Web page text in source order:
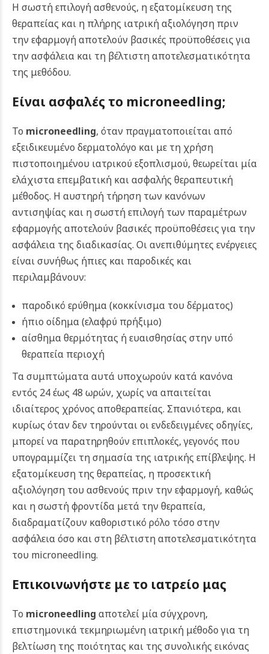
Η σωστή επιλογή ασθενούς, η εξατομίκευση της
θεραπείας και η πλήρης ιατρική αξιολόγηση πριν
την εφαρμογή αποτελούν βασικές προϋποθέσεις για
την ασφάλεια και τη βέλτιστη αποτελεσματικότητα
της μεθόδου.
Είναι ασφαλές το microneedling;
Το microneedling, όταν πραγματοποιείται από
εξειδικευμένο δερματολόγο και με τη χρήση
πιστοποιημένου ιατρικού εξοπλισμού, θεωρείται μία
ελάχιστα επεμβατική και ασφαλής θεραπευτική
μέθοδος. Η αυστηρή τήρηση των κανόνων
αντισηψίας και η σωστή επιλογή των παραμέτρων
εφαρμογής αποτελούν βασικές προϋποθέσεις για την
ασφάλεια της διαδικασίας. Οι ανεπιθύμητες ενέργειες
είναι συνήθως ήπιες και παροδικές και
περιλαμβάνουν:
παροδικό ερύθημα (κοκκίνισμα του δέρματος)
ήπιο οίδημα (ελαφρύ πρήξιμο)
αίσθημα θερμότητας ή ευαισθησίας στην υπό
θεραπεία περιοχή
Τα συμπτώματα αυτά υποχωρούν κατά κανόνα
εντός 24 έως 48 ωρών, χωρίς να απαιτείται
ιδιαίτερος χρόνος αποθεραπείας. Σπανιότερα, και
κυρίως όταν δεν τηρούνται οι ενδεδειγμένες οδηγίες,
μπορεί να παρατηρηθούν επιπλοκές, γεγονός που
υπογραμμίζει τη σημασία της ιατρικής επίβλεψης. Η
εξατομίκευση της θεραπείας, η προσεκτική
αξιολόγηση του ασθενούς πριν την εφαρμογή, καθώς
και η σωστή φροντίδα μετά την θεραπεία,
διαδραματίζουν καθοριστικό ρόλο τόσο στην
ασφάλεια όσο και στη βέλτιστη αποτελεσματικότητα
του microneedling.
Επικοινωνήστε με το ιατρείο μας
Το microneedling αποτελεί μία σύγχρονη,
επιστημονικά τεκμηριωμένη ιατρική μέθοδο για τη
βελτίωση της ποιότητας και της συνολικής εικόνας